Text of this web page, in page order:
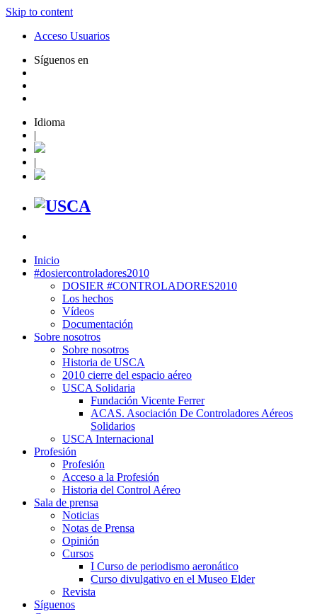
Skip to content
Acceso Usuarios
Síguenos en
Idioma
|
|
Inicio
#dosiercontroladores2010
DOSIER #CONTROLADORES2010
Los hechos
Vídeos
Documentación
Sobre nosotros
Sobre nosotros
Historia de USCA
2010 cierre del espacio aéreo
USCA Solidaria
Fundación Vicente Ferrer
ACAS. Asociación De Controladores Aéreos
Solidarios
USCA Internacional
Profesión
Profesión
Acceso a la Profesión
Historia del Control Aéreo
Sala de prensa
Noticias
Notas de Prensa
Opinión
Cursos
I Curso de periodismo aeronático
Curso divulgativo en el Museo Elder
Revista
Síguenos